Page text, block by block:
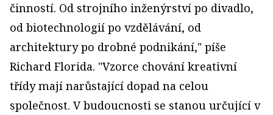
činností. Od strojního inženýrství po divadlo,
od biotechnologií po vzdělávání, od
architektury po drobné podnikání," píše
Richard Florida. "Vzorce chování kreativní
třídy mají narůstající dopad na celou
společnost. V budoucnosti se stanou určující v